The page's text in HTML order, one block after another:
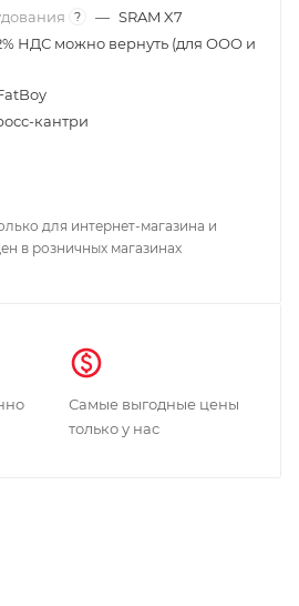
? — SRAM X7
НДС можно вернуть (для ООО и
кантри
для интернет-магазина и
в розничных магазинах
Самые выгодные цены
только у нас